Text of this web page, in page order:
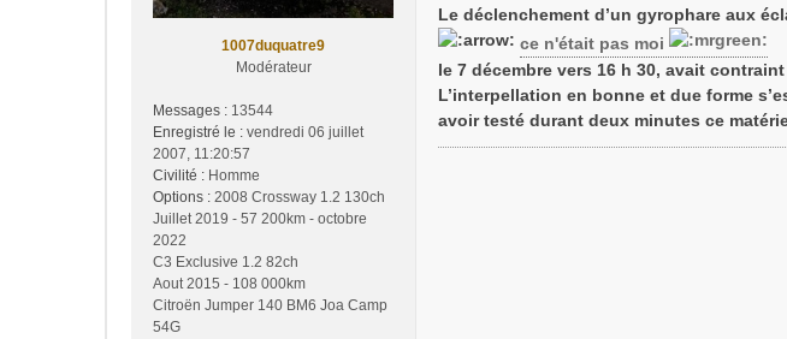
1007duquatre9
Modérateur
Messages : 13544
Enregistré le : vendredi 06 juillet
2007, 11:20:57
Civilité : Homme
Options : 2008 Crossway 1.2 130ch
Juillet 2019 - 57 200km - octobre
2022
C3 Exclusive 1.2 82ch
Aout 2015 - 108 000km
Citroën Jumper 140 BM6 Joa Camp
54G
Le déclenchement d’un gyrophare aux
ce n'était pas moi
le 7 décembre vers 16 h 30, avait
L’interpellation en bonne et due forme
avoir testé durant deux minutes ce